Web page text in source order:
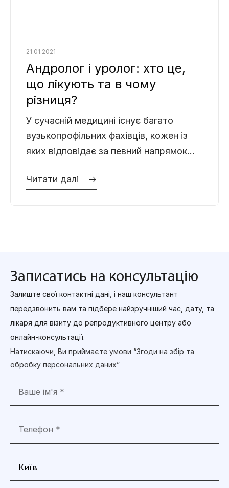
Андролог і уролог: хто це,
що лікують та в чому
різниця?
21.01.2021
У сучасній медицині існує багато
вузькопрофільних фахівців, кожен із
яких відповідає за певний напрямок
захворювання чоловічої статевої та
Читати далі 🡢
Записатись на консультацію
Залиште свої контактні дані, і наш консультант
передзвонить вам та підбере найзручніший час, дату, та
лікаря для візиту до репродуктивного центру або
онлайн-консультації.
Натискаючи, Ви приймаєте умови “Згоди на збір та
обробку персональних даних”